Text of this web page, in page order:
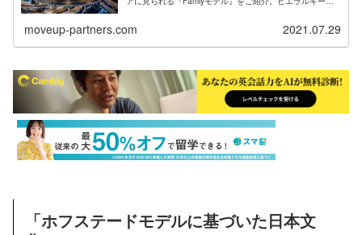
moveup-partners.com 2021.07.29
「ホフステードモデルに基づいた日本文